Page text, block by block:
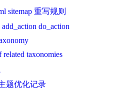
sitemap 重写规则
do_action
related taxonomies
题优化记录